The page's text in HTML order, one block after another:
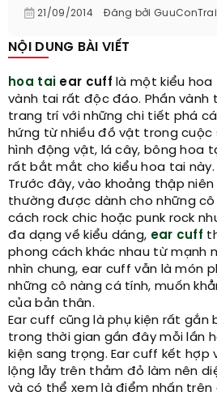
21/09/2014 Đăng bởi GuuConTrai
NỘI DUNG BÀI VIẾT
hoa tai ear cuff là một kiểu
vành tai rất độc đáo. Phần vành
trang trí với những chi tiết phá
hứng từ nhiều đồ vật trong cuộc
hình động vật, lá cây, bông hoa
rất bắt mắt cho kiểu hoa tai này.
Trước đây, vào khoảng thập niên
thường được dành cho những
cách rock chic hoặc punk rock
đa dạng về kiểu dáng, ear cuff
phong cách khác nhau từ mạnh
nhìn chung, ear cuff vẫn là món
những cô nàng cá tính, muốn
của bản thân.
Ear cuff cũng là phụ kiện rất gắn
trong thời gian gần đây mỗi lần
kiện sang trọng. Ear cuff kết hợp
lộng lẫy trên thảm đỏ làm nên
và có thể xem là điểm nhấn